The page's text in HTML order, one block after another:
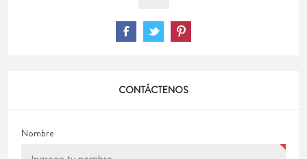
CONTÁCTENOS
Nombre